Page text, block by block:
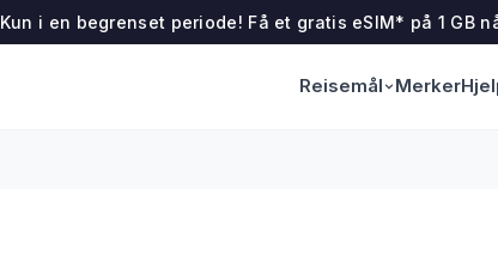
Kun i en begrenset periode! Få et gratis eSIM* på 1 GB
Reisemål Merker